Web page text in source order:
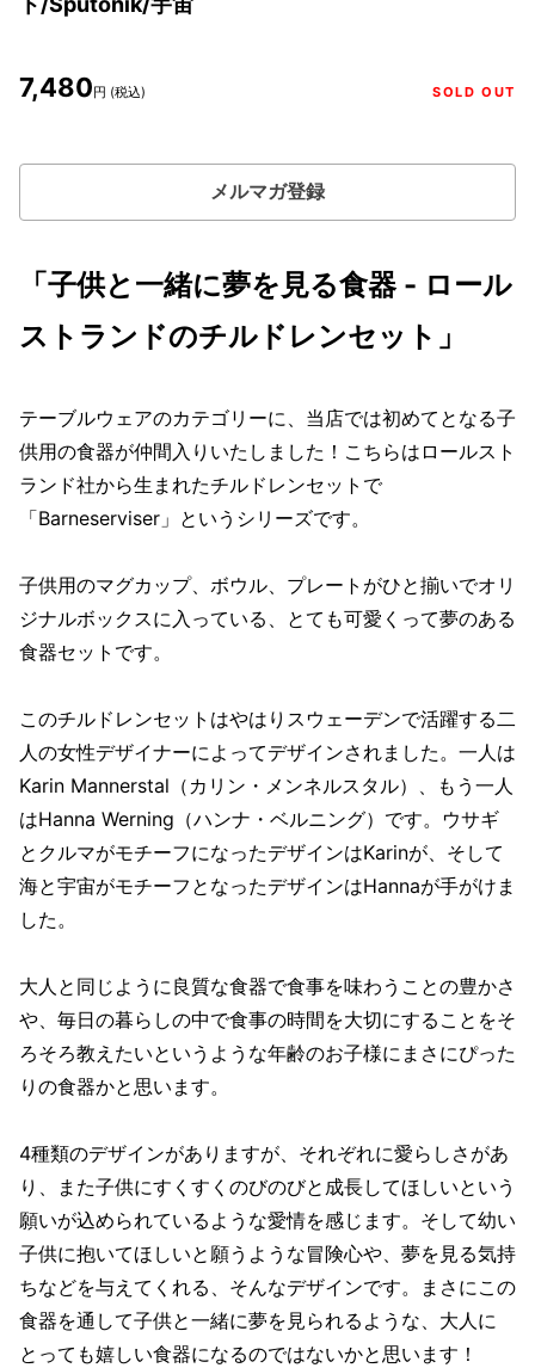
7,480円 (税込) SOLD OUT
メルマガ登録
「子供と一緒に夢を見る食器 - ロール
ストランドのチルドレンセット」
テーブルウェアのカテゴリーに、当店では初めてとなる子
供用の食器が仲間入りいたしました！こちらはロールスト
ランド社から生まれたチルドレンセットで
「Barneserviser」というシリーズです。
子供用のマグカップ、ボウル、プレートがひと揃いでオリ
ジナルボックスに入っている、とても可愛くって夢のある
食器セットです。
このチルドレンセットはやはりスウェーデンで活躍する二
人の女性デザイナーによってデザインされました。一人は
Karin Mannerstal（カリン・メンネルスタル）、もう一人
はHanna Werning（ハンナ・ベルニング）です。ウサギ
とクルマがモチーフになったデザインはKarinが、そして
海と宇宙がモチーフとなったデザインはHannaが手がけま
した。
大人と同じように良質な食器で食事を味わうことの豊かさ
や、毎日の暮らしの中で食事の時間を大切にすることをそ
ろそろ教えたいというような年齢のお子様にまさにぴった
りの食器かと思います。
4種類のデザインがありますが、それぞれに愛らしさがあ
り、また子供にすくすくのびのびと成長してほしいという
願いが込められているような愛情を感じます。そして幼い
子供に抱いてほしいと願うような冒険心や、夢を見る気持
ちなどを与えてくれる、そんなデザインです。まさにこの
食器を通して子供と一緒に夢を見られるような、大人に
とっても嬉しい食器になるのではないかと思います！